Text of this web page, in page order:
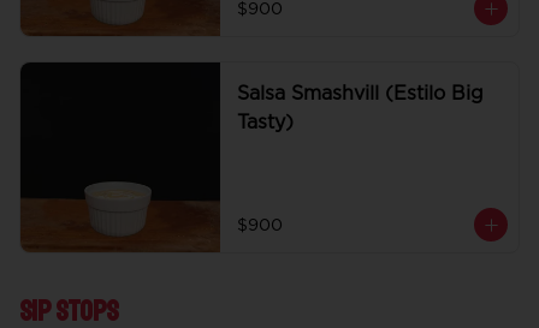
$900
Salsa Smashvill (Estilo Big
Tasty)
$900
Sip Stops